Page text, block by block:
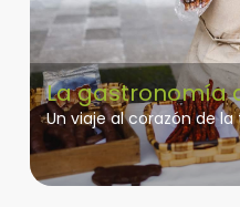
La gastronomía
Un viaje al corazón de